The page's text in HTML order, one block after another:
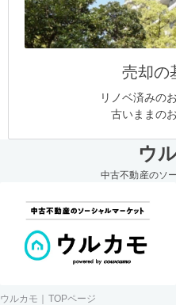
売却の
リノベ済みの
古いままの
ウ
中古不動産のソ
ウルカモ｜TOPページ